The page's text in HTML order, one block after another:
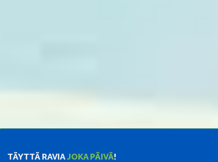
TÄYTTÄ RAVIAJOKA PÄIVÄ!